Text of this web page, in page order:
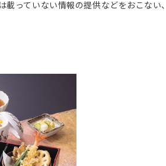
っていない情報の提供などをおこない、